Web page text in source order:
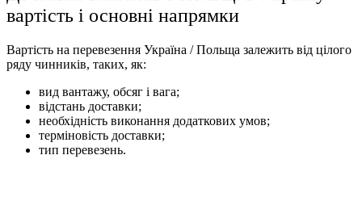
вартість і основні напрямки
Вартість на перевезення Україна / Польща залежить від цілого
ряду чинників, таких, як:
вид вантажу, обсяг і вага;
відстань доставки;
необхідність виконання додаткових умов;
терміновість доставки;
тип перевезень.